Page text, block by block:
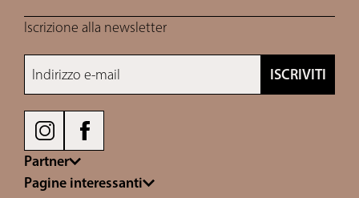
Iscrizione alla newsletter
Indirizzo e-mail ISCRIVITI
Partner
Pagine interessanti